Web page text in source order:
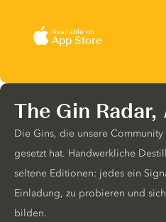
Available on
App Store
The Gin Radar,
Die Gins, die unsere
gesetzt hat. Handwerkliche
seltene Editionen: jedes ein
Einladung, zu probieren und
bilden.